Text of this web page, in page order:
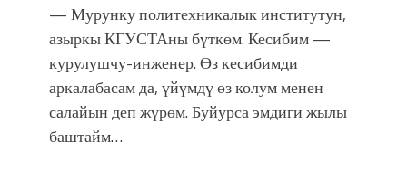
— Мурунку политехникалык институтун,
азыркы КГУСТАны бүткөм. Кесибим —
курулушчу-инженер. Өз кесибимди
аркалабасам да, үйүмдү өз колум менен
салайын деп жүрөм. Буйурса эмдиги жылы
баштайм…